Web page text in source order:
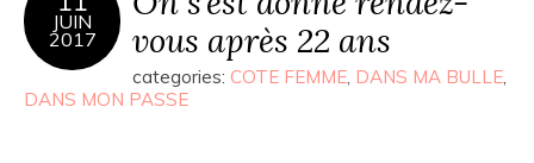
JUIN
2017
vous après 22 ans
categories: COTE FEMME, DANS MA BULLE,
DANS MON PASSE